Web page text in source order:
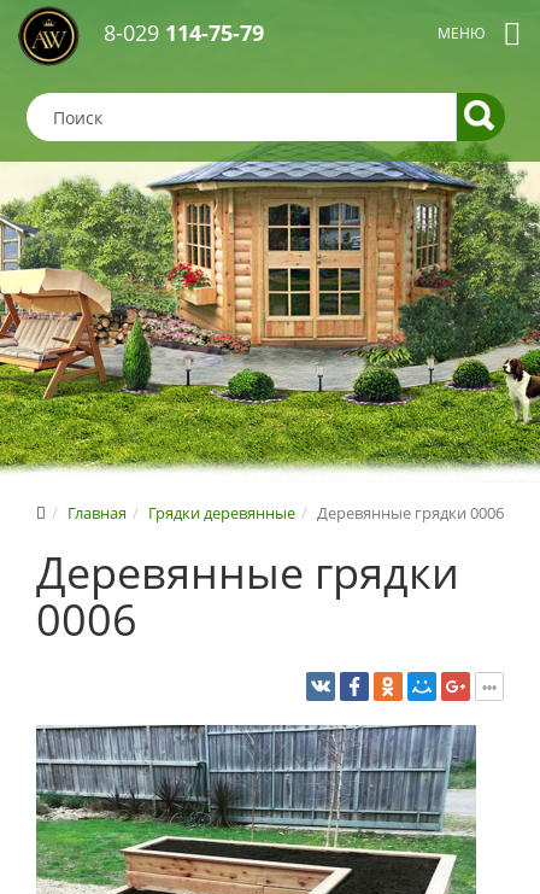
8-029 114-75-79
Главная Грядки деревянные Деревянные грядки 0006
Деревянные грядки
0006